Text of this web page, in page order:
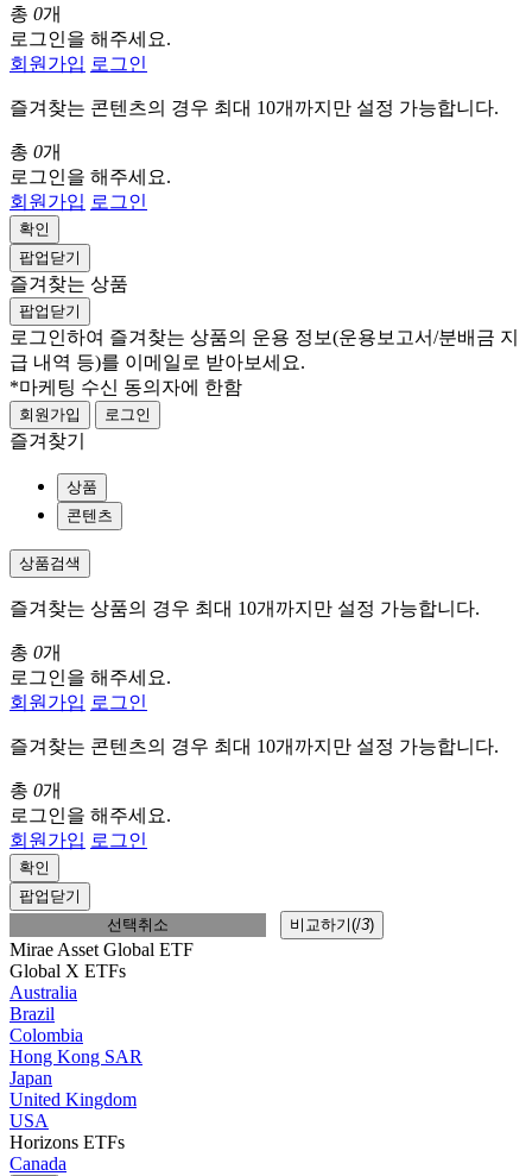
총 0개
로그인을 해주세요.
회원가입 로그인
즐겨찾는 콘텐츠의 경우 최대 10개까지만 설정 가능합니다.
총 0개
로그인을 해주세요.
회원가입 로그인
확인
팝업닫기
즐겨찾는 상품
팝업닫기
로그인하여 즐겨찾는 상품의 운용 정보(운용보고서/분배금 지
급 내역 등)를 이메일로 받아보세요.
*마케팅 수신 동의자에 한함
회원가입 로그인
즐겨찾기
상품
콘텐츠
상품검색
즐겨찾는 상품의 경우 최대 10개까지만 설정 가능합니다.
총 0개
로그인을 해주세요.
회원가입 로그인
즐겨찾는 콘텐츠의 경우 최대 10개까지만 설정 가능합니다.
총 0개
로그인을 해주세요.
회원가입 로그인
확인
팝업닫기
선택취소
비교하기(/3)
Mirae Asset Global ETF
Global X ETFs
Australia
Brazil
Colombia
Hong Kong SAR
Japan
United Kingdom
USA
Horizons ETFs
Canada